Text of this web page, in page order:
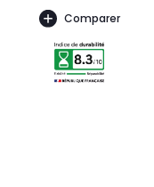
Comparer